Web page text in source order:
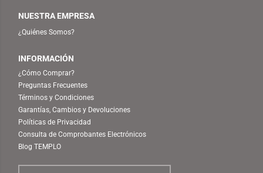
NUESTRA EMPRESA
¿Quiénes Somos?
INFORMACIÓN
¿Cómo Comprar?
Preguntas Frecuentes
Términos y Condiciones
Garantías, Cambios y Devoluciones
Políticas de Privacidad
Consulta de Comprobantes Electrónicos
Blog TEMPLO